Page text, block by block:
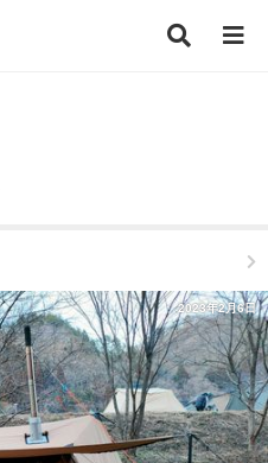
2023年2月6日